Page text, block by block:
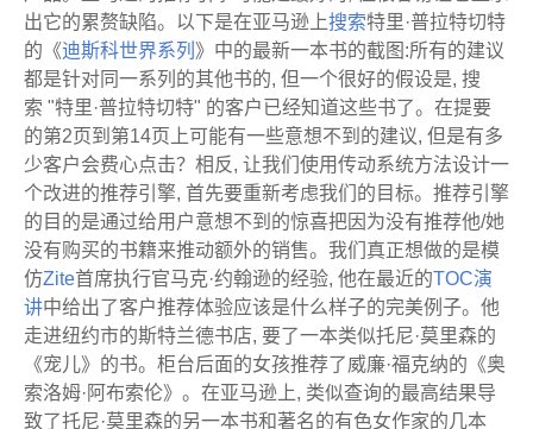
出它的累赘缺陷。以下是在亚马逊上搜索特里·普拉特切特
的《迪斯科世界系列 》中的最新一本书的截图:所有的建议
都是针对同一系列的其他书的, 但一个很好的假设是, 搜
索 "特里·普拉特切特" 的客户已经知道这些书了。在提要
的第2页到第14页上可能有一些意想不到的建议, 但是有多
少客户会费心点击？相反, 让我们使用传动系统方法设计一
个改进的推荐引擎, 首先要重新考虑我们的目标。推荐引擎
的目的是通过给用户意想不到的惊喜把因为没有推荐他/她
没有购买的书籍来推动额外的销售。我们真正想做的是模
仿Zite首席执行官马克·约翰逊的经验, 他在最近的TOC演
讲中给出了客户推荐体验应该是什么样子的完美例子。他
走进纽约市的斯特兰德书店, 要了一本类似托尼·莫里森的
《宠儿》的书。柜台后面的女孩推荐了威廉·福克纳的《奥
索洛姆·阿布索伦》。在亚马逊上, 类似查询的最高结果导
致了托尼·莫里森的另一本书和著名的有色女作家的几本